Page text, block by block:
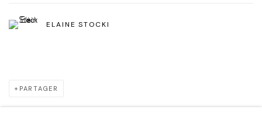
ELAINE STOCKI
PARTAGER